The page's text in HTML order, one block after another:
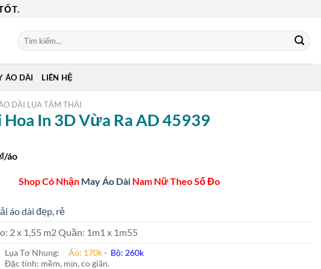
Tìm
kiếm:
ÁO DÀI LIÊN HỆ
DÀI LỤA TẰM THÁI
Hoa In 3D Vừa Ra AD 45939
₫/áo
Shop Có Nhận May Áo DàiNam Nữ Theo Số Đo
áo dài đẹp, rẻ
2 x 1,55 m2 Quần: 1m1 x 1m55
Lụa Tơ Nhung: Áo: 170k- Bộ: 260k
Đặc tính: mềm, mịn, co giãn.